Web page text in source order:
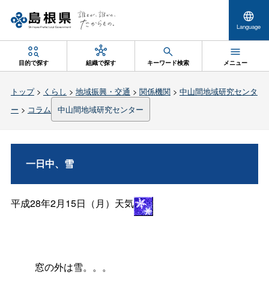
Language
目的で探す 組織で探す キーワード検索 メニュー
トップ> くらし > 地域振興・交通 > 関係機関> 中山間地域研究センタ
ー > コラム 中山間地域研究センター
一日中、雪
平成28年2月15日（月）天気
窓の外は雪。。。